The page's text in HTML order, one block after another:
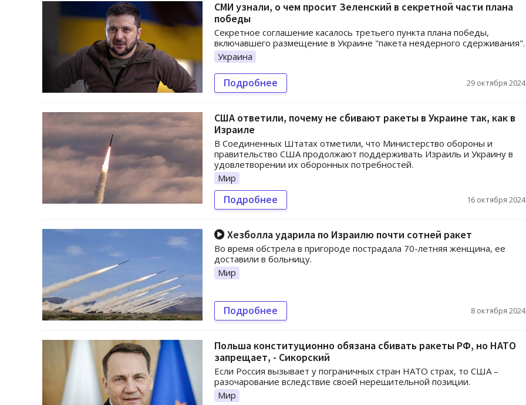
СМИ узнали, о чем просит Зеленский в секретной части плана
победы
Секретное соглашение касалось третьего пункта плана победы,
включавшего размещение в Украине "пакета неядерного сдерживания".
Украина
Подробнее 29 октября
США ответили, почему не сбивают ракеты в Украине так, как в
Израиле
В Соединенных Штатах отметили, что Министерство обороны и
правительство США продолжают поддерживать Израиль и Украину в
удовлетворении их оборонных потребностей.
Мир
Подробнее 16 октября
Хезболла ударила по Израилю почти сотней ракет
Во время обстрела в пригороде пострадала 70-летняя женщина, ее
доставили в больницу.
Мир
Подробнее 8 октября
Польша конституционно обязана сбивать ракеты РФ, но НАТО
запрещает, - Сикорский
Если Россия вызывает у пограничных стран НАТО страх, то США –
разочарование вследствие своей нерешительной позиции.
Мир